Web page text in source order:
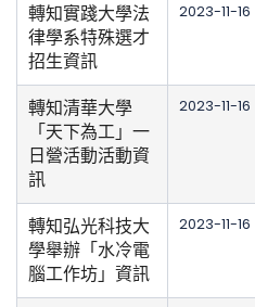
轉知實踐大學法
律學系特殊選才
招生資訊
2023-11-16
轉知清華大學
「天下為工」一
日營活動活動資
訊
2023-11-16
轉知弘光科技大
學舉辦「水冷電
腦工作坊」資訊
2023-11-16